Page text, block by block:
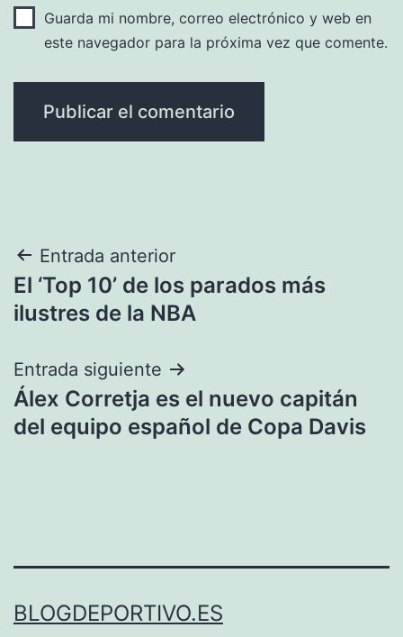
Guarda mi nombre, correo electrónico y web en
este navegador para la próxima vez que comente.
Navegación
de
Entrada anterior
El ‘Top 10’ de los parados más
ilustres de la NBA
Entrada siguiente
Álex Corretja es el nuevo capitán
del equipo español de Copa Davis
BLOGDEPORTIVO.ES